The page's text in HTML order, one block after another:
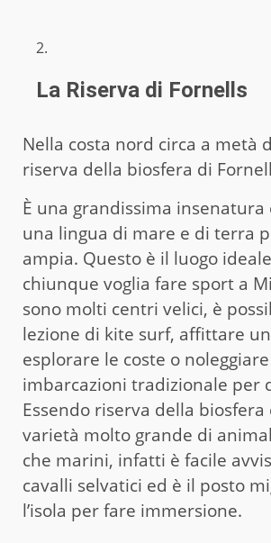
La Riserva di Fornells
Nella costa nord circa a metà
riserva della biosfera di
È una grandissima insenatura
una lingua di mare e di terra
ampia. Questo è il luogo
chiunque voglia fare sport a
sono molti centri velici, è
lezione di kite surf, affittare
esplorare le coste o
imbarcazioni tradizionale per
Essendo riserva della biosfera
varietà molto grande di
che marini, infatti è facile
cavalli selvatici ed è il posto
l’isola per fare immersione.